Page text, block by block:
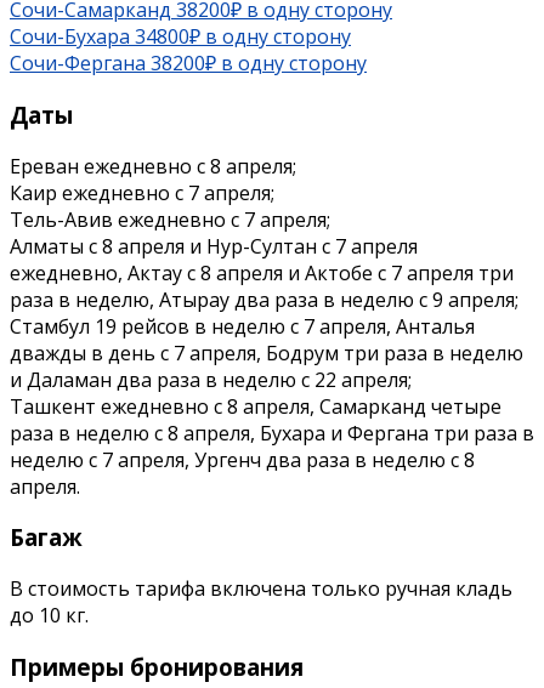
Сочи-Самарканд 38200₽ в одну сторону
Сочи-Бухара 34800₽ в одну сторону
Сочи-Фергана 38200₽ в одну сторону
Даты
Ереван ежедневно c 8 апреля;
Каир ежедневно с 7 апреля;
Тель-Авив ежедневно с 7 апреля;
Алматы с 8 апреля и Нур-Султан с 7 апреля
ежедневно, Актау с 8 апреля и Актобе с 7 апреля три
раза в неделю, Атырау два раза в неделю с 9 апреля;
Стамбул 19 рейсов в неделю с 7 апреля, Анталья
дважды в день с 7 апреля, Бодрум три раза в неделю
и Даламан два раза в неделю с 22 апреля;
Ташкент ежедневно с 8 апреля, Самарканд четыре
раза в неделю с 8 апреля, Бухара и Фергана три раза в
неделю с 7 апреля, Ургенч два раза в неделю с 8
апреля.
Багаж
В стоимость тарифа включена только ручная кладь
до 10 кг.
Примеры бронирования